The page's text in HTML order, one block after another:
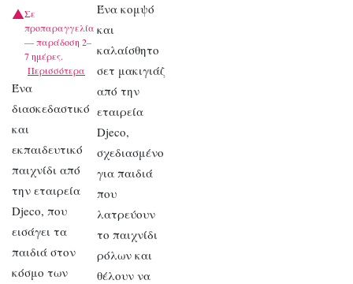
Σε
προπαραγγελία
— παράδοση 2–
7 ημέρες.
Περισσότερα
Ένα
διασκεδαστικό
και
εκπαιδευτικό
παιχνίδι από
την εταιρεία
Djeco, που
εισάγει τα
παιδιά στον
κόσμο των
Ένα κομψό
και
καλαίσθητο
σετ μακιγιάζ
από την
εταιρεία
Djeco,
σχεδιασμένο
για παιδιά
που
λατρεύουν
το παιχνίδι
ρόλων και
θέλουν να